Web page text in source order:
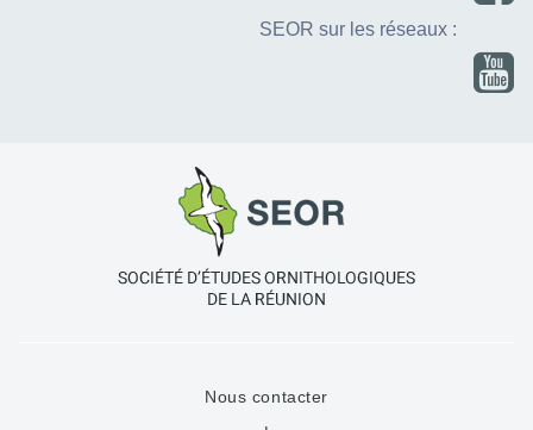
SEOR sur les réseaux :
Nous contacter